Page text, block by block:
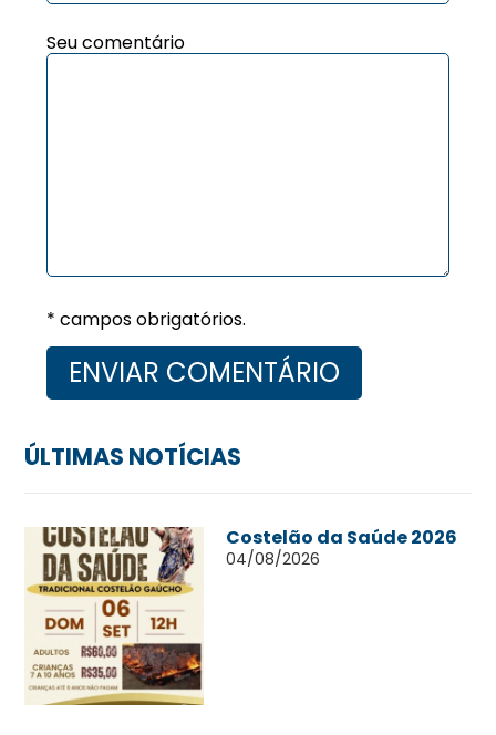
Seu comentário
* campos obrigatórios.
ÚLTIMAS NOTÍCIAS
Costelão da Saúde 2026
04/08/2026